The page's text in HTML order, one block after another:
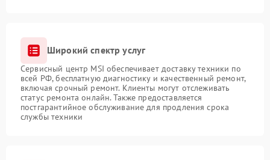
Широкий спектр услуг
Сервисный центр MSI обеспечивает доставку техники по
всей РФ, бесплатную диагностику и качественный ремонт,
включая срочный ремонт. Клиенты могут отслеживать
статус ремонта онлайн. Также предоставляется
постгарантийное обслуживание для продления срока
службы техники